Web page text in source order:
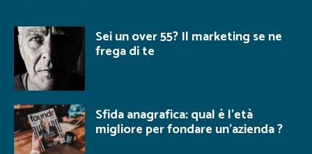
Sei un over 55? Il marketing se ne
frega di te
Sfida anagrafica: qual è l’età
migliore per fondare un’azienda ?